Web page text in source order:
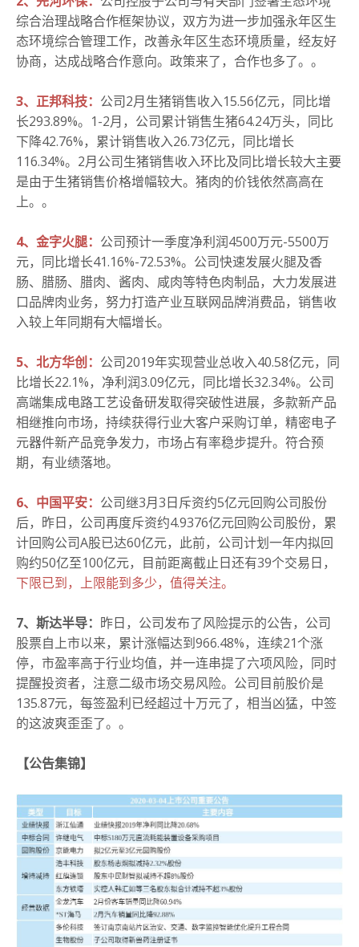
综合治理战略合作框架协议，双方为进一步加强永年区生
态环境综合管理工作，改善永年区生态环境质量，经友好
协商，达成战略合作意向。 政策来了，合作也多了。 。
3、正邦科技： 公司2月生猪销售收入15.56亿元，同比增
长293.89%。 1-2月，公司累计销售生猪64.24万头，同比
下降42.76%，累计销售收入26.73亿元，同比增长
116.34%。 2月公司生猪销售收入环比及同比增长较大主要
是由于生猪销售价格增幅较大。 猪肉的价钱依然高高在
上。 。
4、金字火腿： 公司预计一季度净利润4500万元-5500万
元，同比增长41.16%-72.53%。 公司快速发展火腿及香
肠、腊肠、腊肉、酱肉、咸肉等特色肉制品，大力发展进
口品牌肉业务，努力打造产业互联网品牌消费品，销售收
入较上年同期有大幅增长。
5、北方华创： 公司2019年实现营业总收入40.58亿元，同
比增长22.1%，净利润3.09亿元，同比增长32.34%。 公司
高端集成电路工艺设备研发取得突破性进展，多款新产品
相继推向市场，持续获得行业大客户采购订单，精密电子
元器件新产品竞争发力，市场占有率稳步提升。符合预
期，有业绩落地。
6、中国平安： 公司继3月3日斥资约5亿元回购公司股份
后，昨日，公司再度斥资约4.9376亿元回购公司股份，累
计回购公司A股已达60亿元，此前，公司计划一年内拟回
购约50亿至100亿元，目前距离截止日还有39个交易日，
下限已到，上限能到多少，值得关注。
7、斯达半导： 昨日，公司发布了风险提示的公告，公司
股票自上市以来，累计涨幅达到966.48%，连续21个涨
停，市盈率高于行业均值，并一连串提了六项风险，同时
提醒投资者，注意二级市场交易风险。 公司目前股价是
135.87元，每签盈利已经超过十万元了，相当凶猛，中签
的这波爽歪歪了。 。
【公告集锦】